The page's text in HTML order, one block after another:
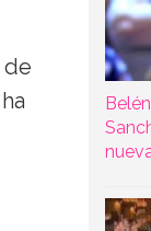
de